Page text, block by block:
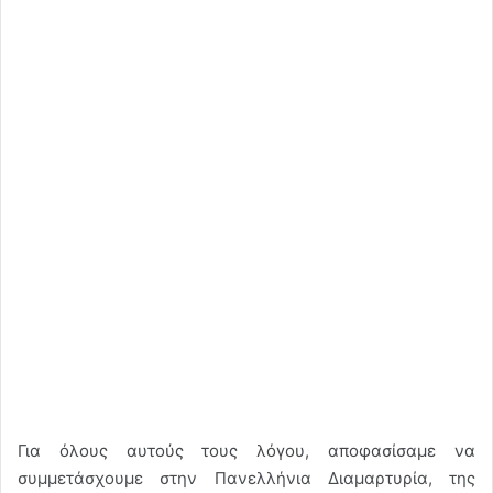
Για όλους αυτούς τους λόγου, αποφασίσαμε να
συμμετάσχουμε στην Πανελλήνια Διαμαρτυρία, της